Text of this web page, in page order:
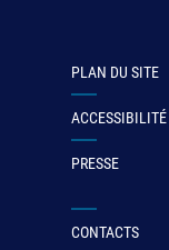
PLAN DU SITE
ACCESSIBILITÉ
PRESSE
CONTACTS